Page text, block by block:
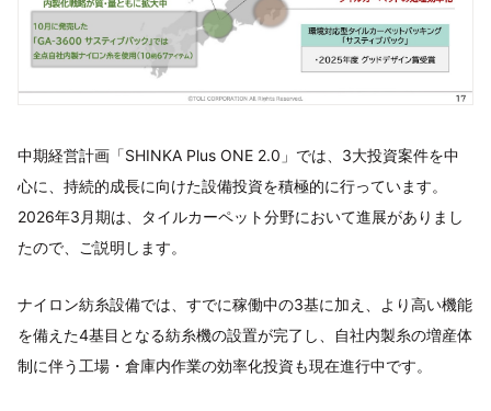
中期経営計画「SHINKA Plus ONE 2.0」では、3大投資案件を中
心に、持続的成長に向けた設備投資を積極的に行っています。
2026年3月期は、タイルカーペット分野において進展がありまし
たので、ご説明します。
ナイロン紡糸設備では、すでに稼働中の3基に加え、より高い機能
を備えた4基目となる紡糸機の設置が完了し、自社内製糸の増産体
制に伴う工場・倉庫内作業の効率化投資も現在進行中です。